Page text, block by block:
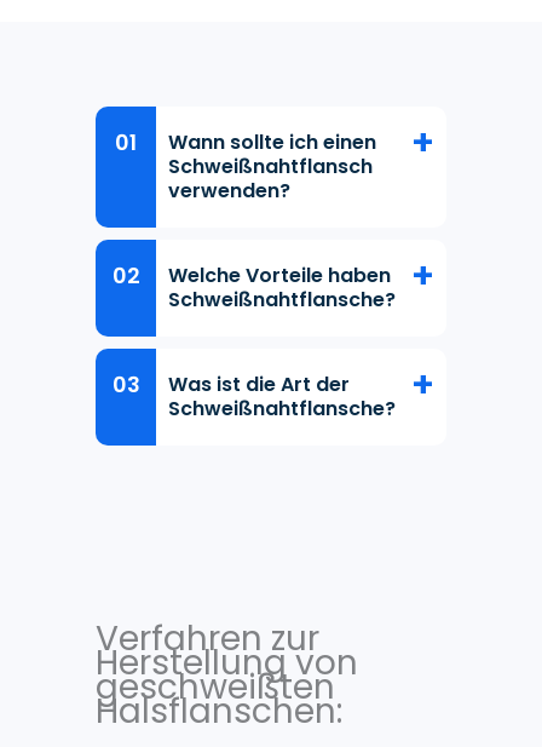
Wann sollte ich einen
Schweißnahtflansch
verwenden?
Welche Vorteile haben
Schweißnahtflansche?
Was ist die Art der
Schweißnahtflansche?
Verfahren zur
Herstellung von
geschweißten
Halsflanschen: